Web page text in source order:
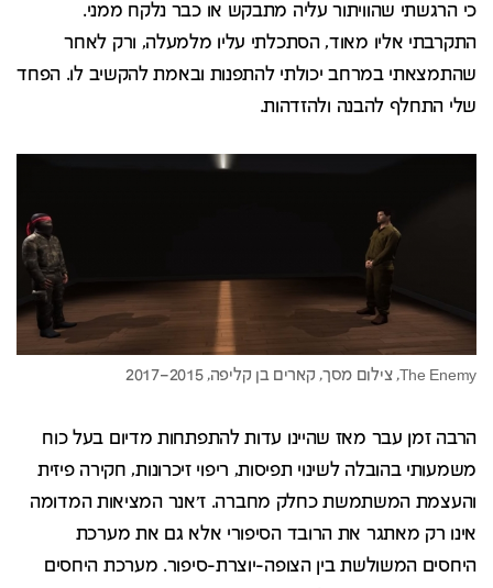
כי הרגשתי שהוויתור עליה מתבקש או כבר נלקח ממני.
התקרבתי אליו מאוד, הסתכלתי עליו מלמעלה, ורק לאחר
שהתמצאתי במרחב יכולתי להתפנות ובאמת להקשיב לו. הפחד
שלי התחלף להבנה ולהזדהות.
הרבה זמן עבר מאז שהיינו עדות להתפתחות מדיום בעל כוח
משמעותי בהובלה לשינוי תפיסות, ריפוי זיכרונות, חקירה פיזית
והעצמת המשתמשת כחלק מחברה. ז'אנר המציאות המדומה
אינו רק מאתגר את הרובד הסיפורי אלא גם את מערכת
היחסים המשולשת בין הצופה-יוצרת-סיפור. מערכת היחסים